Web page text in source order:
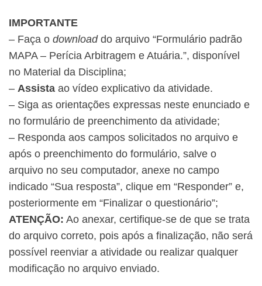
IMPORTANTE
– Faça o download do arquivo “Formulário padrão
MAPA – Perícia Arbitragem e Atuária.”, disponível
no Material da Disciplina;
– Assista ao vídeo explicativo da atividade.
– Siga as orientações expressas neste enunciado e
no formulário de preenchimento da atividade;
– Responda aos campos solicitados no arquivo e
após o preenchimento do formulário, salve o
arquivo no seu computador, anexe no campo
indicado “Sua resposta”, clique em “Responder” e,
posteriormente em “Finalizar o questionário”;
ATENÇÃO: Ao anexar, certifique-se de que se trata
do arquivo correto, pois após a finalização, não será
possível reenviar a atividade ou realizar qualquer
modificação no arquivo enviado.